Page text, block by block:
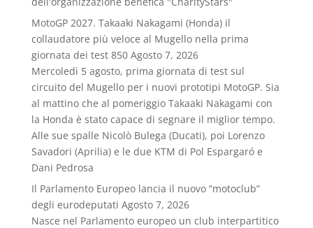
MotoGP 2027. Takaaki Nakagami (Honda) il
collaudatore più veloce al Mugello nella prima
giornata dei test 850 Agosto 7, 2026
Mercoledì 5 agosto, prima giornata di test sul
circuito del Mugello per i nuovi prototipi MotoGP. Sia
al mattino che al pomeriggio Takaaki Nakagami con
la Honda è stato capace di segnare il miglior tempo.
Alle sue spalle Nicolò Bulega (Ducati), poi Lorenzo
Savadori (Aprilia) e le due KTM di Pol Espargaró e
Dani Pedrosa
Il Parlamento Europeo lancia il nuovo “motoclub”
degli eurodeputati Agosto 7, 2026
Nasce nel Parlamento europeo un club interpartitico